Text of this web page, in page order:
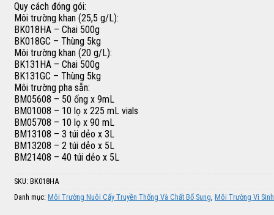
Quy cách đóng gói:
Môi trường khan (25,5 g/L):
BK018HA – Chai 500g
BK018GC – Thùng 5kg
Môi trường khan (20 g/L):
BK131HA – Chai 500g
BK131GC – Thùng 5kg
Môi trường pha sẵn:
BM05608 – 50 ống x 9mL
BM01008 – 10 lọ x 225 mL vials
BM05708 – 10 lọ x 90 mL
BM13108 – 3 túi dẻo x 3L
BM13208 – 2 túi dẻo x 5L
BM21408 – 40 túi dẻo x 5L
SKU: BK018HA
Danh mục: Môi Trường Nuôi Cấy Truyền Thống Và Chất Bổ Sung, Môi Trường Vi Sinh